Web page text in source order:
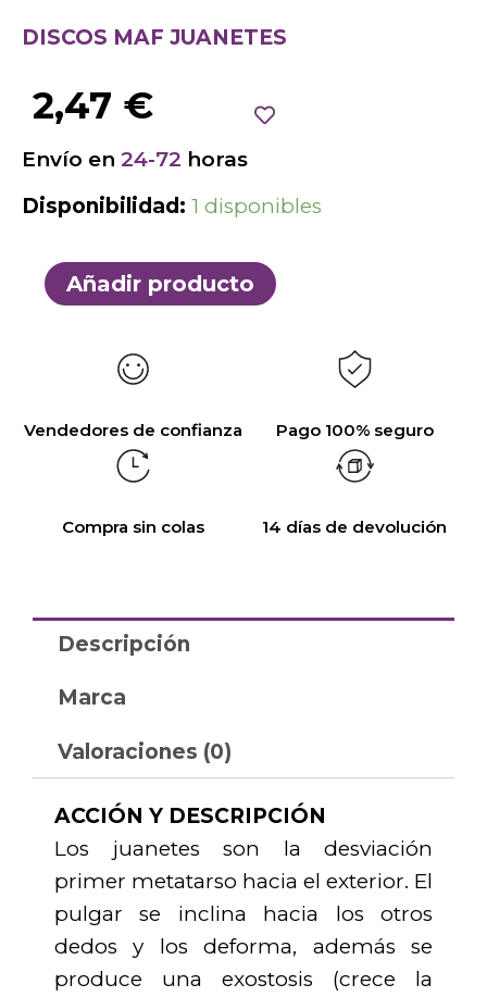
DISCOS MAF JUANETES
2,47 €
Envío en 24-72 horas
Disponibilidad: 1 disponibles
Añadir producto
Vendedores de confianza Pago 100% seguro
Compra sin colas 14 días de devolución
Descripción
Marca
Valoraciones (0)
ACCIÓN Y DESCRIPCIÓN
Los juanetes son la desviación
primer metatarso hacia el exterior. El
pulgar se inclina hacia los otros
dedos y los deforma, además se
produce una exostosis (crece la